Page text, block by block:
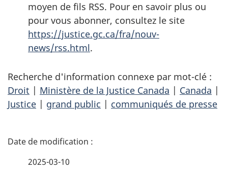
moyen de fils RSS. Pour en savoir plus ou
pour vous abonner, consultez le site
https://justice.gc.ca/fra/nouv-
news/rss.html.
Recherche d'information connexe par mot-clé :
Droit | Ministère de la Justice Canada | Canada |
Justice | grand public | communiqués de presse
D
2025-03-10